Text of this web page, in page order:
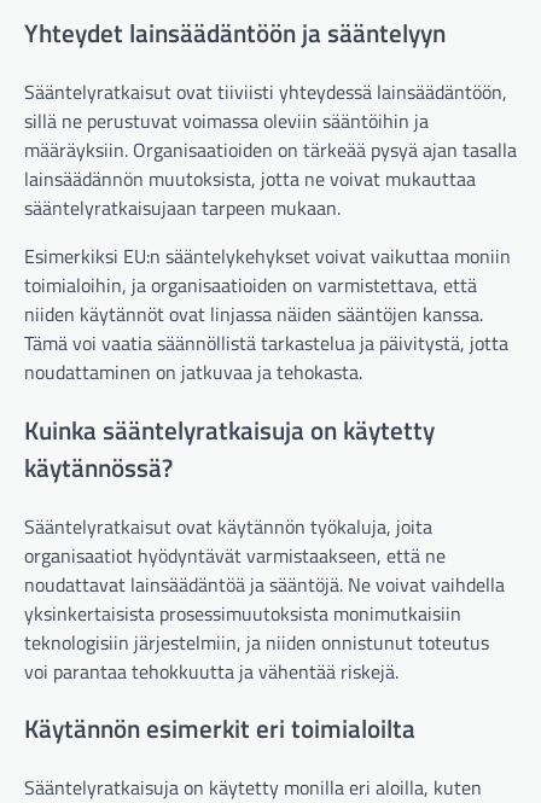
Yhteydet lainsäädäntöön ja sääntelyyn
Sääntelyratkaisut ovat tiiviisti yhteydessä lainsäädäntöön,
sillä ne perustuvat voimassa oleviin sääntöihin ja
määräyksiin. Organisaatioiden on tärkeää pysyä ajan tasalla
lainsäädännön muutoksista, jotta ne voivat mukauttaa
sääntelyratkaisujaan tarpeen mukaan.
Esimerkiksi EU:n sääntelykehykset voivat vaikuttaa moniin
toimialoihin, ja organisaatioiden on varmistettava, että
niiden käytännöt ovat linjassa näiden sääntöjen kanssa.
Tämä voi vaatia säännöllistä tarkastelua ja päivitystä, jotta
noudattaminen on jatkuvaa ja tehokasta.
Kuinka sääntelyratkaisuja on käytetty
käytännössä?
Sääntelyratkaisut ovat käytännön työkaluja, joita
organisaatiot hyödyntävät varmistaakseen, että ne
noudattavat lainsäädäntöä ja sääntöjä. Ne voivat vaihdella
yksinkertaisista prosessimuutoksista monimutkaisiin
teknologisiin järjestelmiin, ja niiden onnistunut toteutus
voi parantaa tehokkuutta ja vähentää riskejä.
Käytännön esimerkit eri toimialoilta
Sääntelyratkaisuja on käytetty monilla eri aloilla, kuten